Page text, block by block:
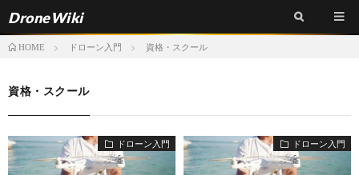
DroneWiki
HOME ドローン入門 資格・スクール
資格・スクール
ドローン入門 ドローン入門